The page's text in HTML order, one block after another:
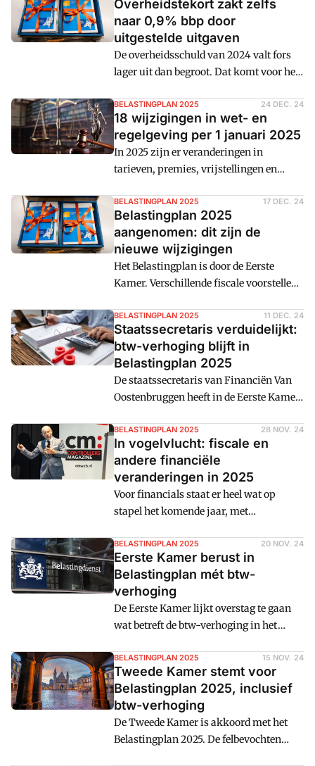
Overheidstekort zakt zelfs
naar 0,9% bbp door
uitgestelde uitgaven
De overheidsschuld van 2024 valt fors
lager uit dan begroot. Dat komt voor het
BELASTINGPLAN 2025 24 DEC. 24
18 wijzigingen in wet- en
regelgeving per 1 januari 2025
In 2025 zijn er veranderingen in
tarieven, premies, vrijstellingen en
aandachtspunten op een rij.
BELASTINGPLAN 2025 17 DEC. 24
Belastingplan 2025
aangenomen: dit zijn de
nieuwe wijzigingen
Het Belastingplan is door de Eerste
Kamer. Verschillende fiscale voorstellen
daarmee een feit. Ook diverse
aanpassingen die de Tweede Kamer
wilde zijn nu officieel. Cm: zet de
wijzigingen ten opzichte van
Prinsjesdag op een rij.
BELASTINGPLAN 2025 11 DEC. 24
Staatssecretaris verduidelijkt:
btw-verhoging blijft in
Belastingplan 2025
De staatssecretaris van Financiën Van
Oostenbruggen heeft in de Eerste Kamer
verhoging. Ondernemers kunnen
sowieso in de eerste helft van 2025 nog
het huidige btw-tarief voeren voor
verkoop van evenementen die in 2026
plaatsvinden.
BELASTINGPLAN 2025 28 NOV. 24
In vogelvlucht: fiscale en
andere financiële
veranderingen in 2025
Voor financials staat er heel wat op
stapel het komende jaar, met
nieuwe administratieve eisen,
tariefwijzigingen en de handhaving op
schijnzelfstandigheid. Cmweb zet
enkele punten op een rij.
BELASTINGPLAN 2025 20 NOV. 24
Eerste Kamer berust in
Belastingplan mét btw-
verhoging
De Eerste Kamer lijkt overstag te gaan
wat betreft de btw-verhoging in het
Financiën belooft op zoek te gaan naar
alternatieven, maar wil de btw-
verhoging in de plannen houden als stok
achter de deur.
BELASTINGPLAN 2025 15 NOV. 24
Tweede Kamer stemt voor
Belastingplan 2025, inclusief
btw-verhoging
De Tweede Kamer is akkoord met het
Belastingplan 2025. De felbevochten